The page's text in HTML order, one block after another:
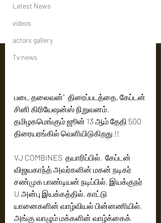
Latest News
videos
actors gallery
Tv news
படை தலைவன்”  திரைப்படத்தை, கேப்டன்
சினி கிரியேஷன்ஸ் நிறுவனம்,
தமிழகமெங்கும் ஜூன் 13 ஆம் தேதி 500
திரையரங்கில் வெளியிடுகிறது !!
VJ COMBINES  தயாரிப்பில்,  கேப்டன்
விஜயகாந்த் அவர்களின் மகன் நடிகர்
சண்முக பாண்டியன் நடிப்பில், இயக்குநர்
U அன்பு இயக்கத்தில், காட்டு
யானைகளின் வாழ்வியல் பின்னணியில்,
அங்கு வாழும் மக்களின் வாழ்க்கைக்